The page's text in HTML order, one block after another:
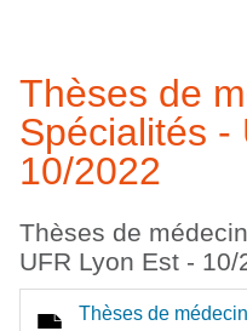
Thèses de
Spécialités -
10/2022
Thèses de
UFR Lyon Est - 10/
Thèses de